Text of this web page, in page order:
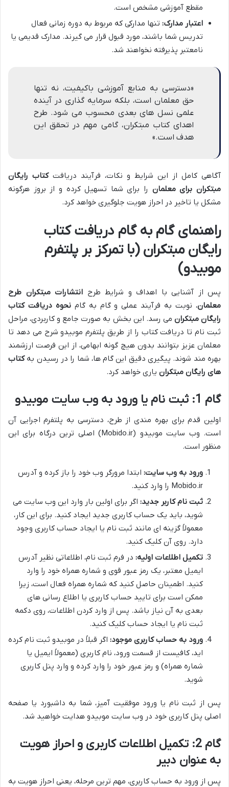
مقطع آموزشی مشخص است.
اعتبار مدارک: تنها مدارکی که مربوط به دوره زمانی فعال
تدریس شما باشند، مورد قبول قرار می گیرند. مدارک قدیمی یا
نامعتبر پذیرفته نخواهند شد.
«دسترسی به منابع آموزشی باکیفیت، نه تنها
حق معلمان است، بلکه سرمایه گذاری در آینده
علمی نسل های بعدی محسوب می شود. طرح
اهدای کتاب مبتکران، گامی مهم در تحقق این
هدف است.»
آگاهی کامل از این شرایط و نکات، فرآیند دریافتکتاب رایگان
مبتکران برای معلمان را برای شما تسهیل کرده و از بروز هرگونه
مشکل یا تاخیر در احراز هویت جلوگیری خواهد کرد.
راهنمای گام به گام دریافت کتاب
رایگان مبتکران (با تمرکز بر پلتفرم
موبیدو)
پس از آشنایی با اهداف و شرایط طرح انتشارات مبتکران طرح
معلمان، نوبت به فرآیند عملی و گام به گامنحوه دریافت کتاب
رایگان مبتکران می رسد. این بخش به صورت جامع و کاربردی، مراحل
ثبت نام تا دریافت کتاب را از طریق پلتفرم موبیدو شرح می دهد تا
معلمان عزیز بتوانند بدون هیچ گونه ابهامی، از این فرصت ارزشمند
بهره مند شوند. پیگیری دقیق این گام ها، شما را در رسیدن بهکتاب
های رایگان مبتکران یاری خواهد کرد.
گام 1: ثبت نام یا ورود به وب سایت موبیدو
اولین قدم برای بهره مندی از طرح، دسترسی به پلتفرم اجرایی آن
است. وب سایت موبیدو (Mobido.ir) اصلی ترین درگاه برای این
منظور است.
ورود به وب سایت: ابتدا مرورگر وب خود را باز کرده و آدرس
Mobido.ir را وارد کنید.
ثبت نام کاربر جدید: اگر برای اولین بار وارد این وب سایت می
شوید، باید یک حساب کاربری جدید ایجاد کنید. برای این کار،
معمولاً گزینه ای مانند ثبت نام یا ایجاد حساب کاربری وجود
دارد. روی آن کلیک کنید.
تکمیل اطلاعات اولیه: در فرم ثبت نام، اطلاعاتی نظیر آدرس
ایمیل معتبر، یک رمز عبور قوی و شماره همراه خود را وارد
کنید. اطمینان حاصل کنید که شماره همراه فعال است، زیرا
ممکن است برای تایید حساب کاربری یا اطلاع رسانی های
بعدی به آن نیاز باشد. پس از وارد کردن اطلاعات، روی دکمه
ثبت نام یا ایجاد حساب کلیک کنید.
ورود به حساب کاربری موجود: اگر قبلاً در موبیدو ثبت نام کرده
اید، کافیست از قسمت ورود، نام کاربری (معمولاً ایمیل یا
شماره همراه) و رمز عبور خود را وارد کرده و وارد پنل کاربری
شوید.
پس از ثبت نام یا ورود موفقیت آمیز، شما به داشبورد یا صفحه
اصلی پنل کاربری خود در وب سایت موبیدو هدایت خواهید شد.
گام 2: تکمیل اطلاعات کاربری و احراز هویت
به عنوان دبیر
پس از ورود به حساب کاربری، مهم ترین مرحله، یعنی احراز هویت به